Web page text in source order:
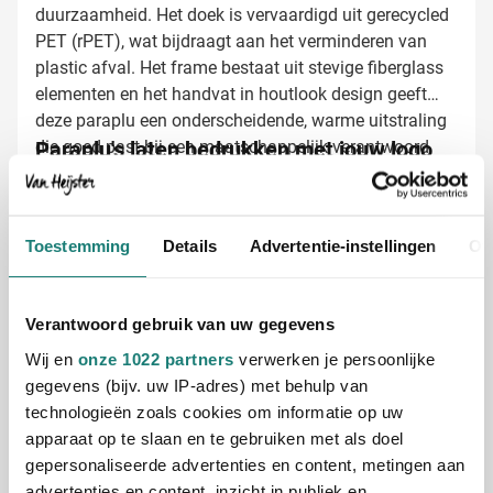
Toestemming Details Advertentie-instellingen
Verantwoord gebruik van uw gegevens
Wij en onze 1022 partners verwerken je persoonlijke
gegevens (bijv. uw IP-adres) met behulp van
technologieën zoals cookies om informatie op uw
apparaat op te slaan en te gebruiken met als doel
gepersonaliseerde advertenties en content, metingen aan
duurzaamheid. Het doek is vervaardigd uit gerecycled
PET (rPET), wat bijdraagt aan het verminderen van
plastic afval. Het frame bestaat uit stevige fiberglass
elementen en het handvat in houtlook design geeft
deze paraplu een onderscheidende, warme uitstraling
die goed past bij een maatschappelijk verantwoord
imago.
Paraplu's laten bedrukken met jouw logo
Bij Van Heijster Relatiegeschenken maken we van
Full color bedrukking mogelijk voor opvallende
resultaten
De bedrukking wordt aangebracht tussen twee
panelen, wat zorgt voor een professionele uitstraling.
Zo blijft jouw merk zichtbaar, zelfs op de natste
dagen.